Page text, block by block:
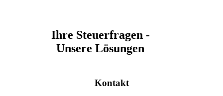
Ihre Steuerfragen -
Unsere Lösungen
Kontakt